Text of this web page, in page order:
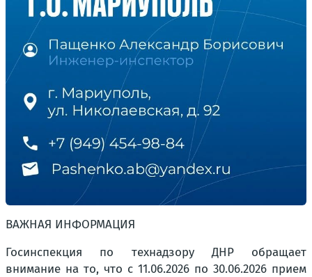
ВАЖНАЯ ИНФОРМАЦИЯ
Госинспекция по технадзору ДНР обращает
внимание на то, что с 11.06.2026 по 30.06.2026 прием